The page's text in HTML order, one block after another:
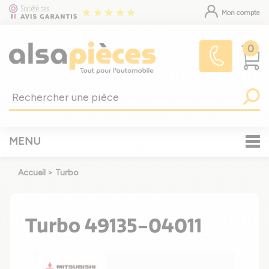
Mon compte
0
MENU
Accueil > Turbo
Turbo 49135-04011